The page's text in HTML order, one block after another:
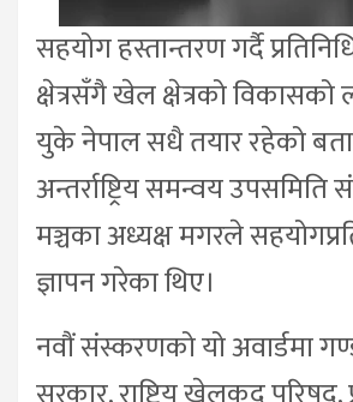
सहयोग हस्तान्तरण गर्दै
क्षेत्रसँगै खेल क्षेत्रको विकासको
युके नेपाल सधै तयार रहेको
अन्तर्राष्ट्रिय समन्वय
मञ्चका अध्यक्ष मगरले
ज्ञापन गरेका थिए।
नवौं संस्करणको यो अवार्डमा